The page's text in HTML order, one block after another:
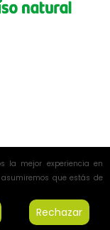
la mejor experiencia en
que estás de
Rechazar